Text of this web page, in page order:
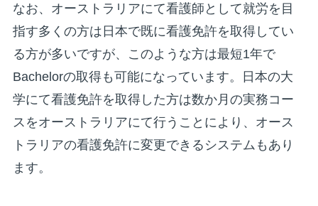
なお、オーストラリアにて看護師として就労を目
指す多くの方は日本で既に看護免許を取得してい
る方が多いですが、このような方は最短1年で
Bachelorの取得も可能になっています。日本の大
学にて看護免許を取得した方は数か月の実務コー
スをオーストラリアにて行うことにより、オース
トラリアの看護免許に変更できるシステムもあり
ます。